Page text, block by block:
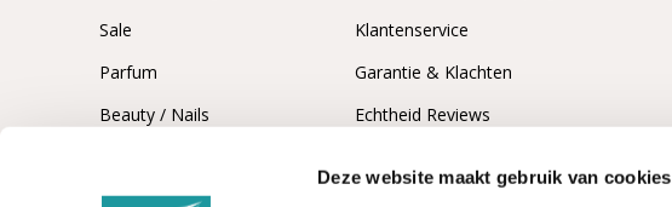
Deze website maakt gebruik van cookies
Sale
Parfum
Beauty / Nails
Klantenservice
Garantie & Klachten
Echtheid Reviews